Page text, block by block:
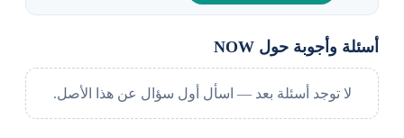
أسئلة وأجوبة حول NOW
لا توجد أسئلة بعد — اسأل أول سؤال عن هذا الأصل.